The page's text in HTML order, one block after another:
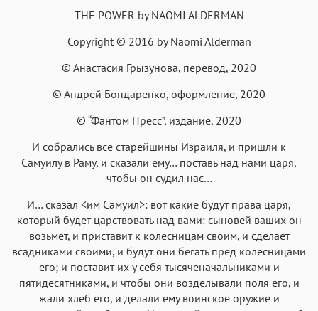
Аа
Garamond
Аа
Fira Sans
Аа Аа
Аа Аа
Georgia
Аа Аа
Courier New
Аа Аа
THE POWER by NAOMI ALDERMAN
Copyright © 2016 by Naomi Alderman
© Анастасия Грызунова, перевод, 2020
© Андрей Бондаренко, оформление, 2020
© “Фантом Пресс”, издание, 2020
И собрались все старейшины Израиля, и пришли к
Самуилу в Раму, и сказали ему… поставь над нами царя,
чтобы он судил нас…
И… сказал <им Самуил>: вот какие будут права царя,
который будет царствовать над вами: сыновей ваших он
возьмет, и приставит к колесницам своим, и сделает
всадниками своими, и будут они бегать пред колесницами
его; и поставит их у себя тысяченачальниками и
пятидесятниками, и чтобы они возделывали поля его, и
жали хлеб его, и делали ему воинское оружие и